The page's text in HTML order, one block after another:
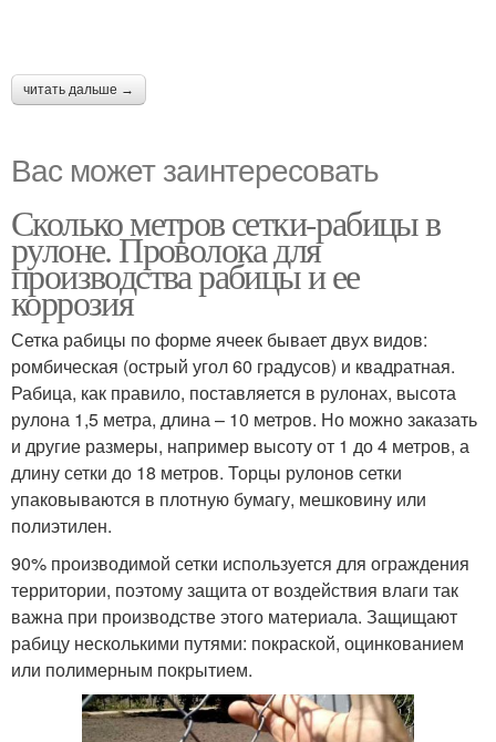
читать дальше →
Вас может заинтересовать
Сколько метров сетки-рабицы в
рулоне. Проволока для
производства рабицы и ее
коррозия
Сетка рабицы по форме ячеек бывает двух видов:
ромбическая (острый угол 60 градусов) и квадратная.
Рабица, как правило, поставляется в рулонах, высота
рулона 1,5 метра, длина – 10 метров. Но можно заказать
и другие размеры, например высоту от 1 до 4 метров, а
длину сетки до 18 метров. Торцы рулонов сетки
упаковываются в плотную бумагу, мешковину или
полиэтилен.
90% производимой сетки используется для ограждения
территории, поэтому защита от воздействия влаги так
важна при производстве этого материала. Защищают
рабицу несколькими путями: покраской, оцинкованием
или полимерным покрытием.